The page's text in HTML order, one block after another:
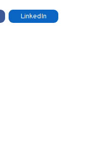
LinkedIn